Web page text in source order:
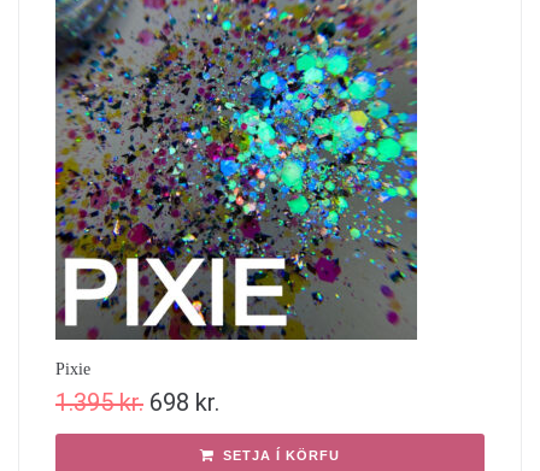
Pixie
1.395kr. 698 kr.
SETJA Í KÖRFU